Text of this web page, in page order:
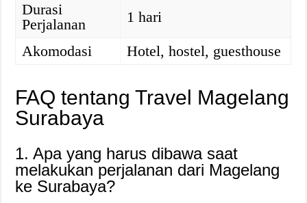
Durasi
Perjalanan
1 hari
Akomodasi
Hotel, hostel, guesthouse
FAQ tentang Travel Magelang
Surabaya
1. Apa yang harus dibawa saat
melakukan perjalanan dari Magelang
ke Surabaya?